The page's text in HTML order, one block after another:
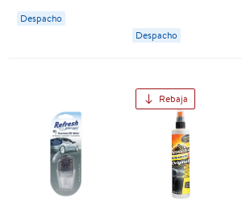
Shell
Despacho
Your Car
Despacho
Rebaja